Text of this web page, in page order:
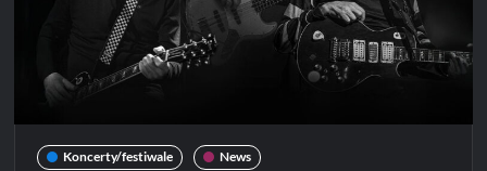
Koncerty/festiwale
News